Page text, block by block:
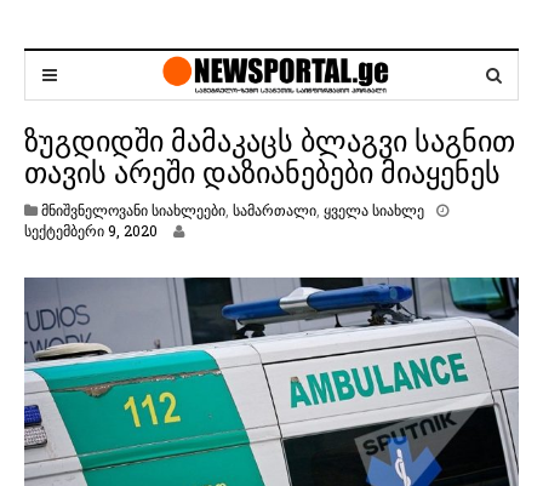
ზუგდიდში მამაკაცს ბლაგვი საგნით
თავის არეში დაზიანებები მიაყენეს
მნიშვნელოვანი სიახლეები სამართალი ყველა სიახლე
სექტემბერი 9, 2020
ბ
ე
რ
ი
9
,